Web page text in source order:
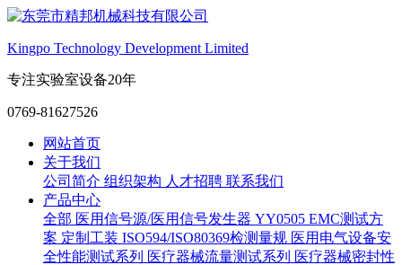
Kingpo Technology Development Limited
专注实验室设备20年
0769-81627526
网站首页
关于我们
公司简介 组织架构 人才招聘 联系我们
产品中心
全部 医用信号源/医用信号发生器 YY0505 EMC测试方
案 定制工装 ISO594/ISO80369检测量规 医用电气设备安
全性能测试系列 医疗器械流量测试系列 医疗器械密封性